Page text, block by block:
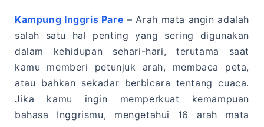
Kampung Inggris Pare – Arah mata angin adalah
salah satu hal penting yang sering digunakan
dalam kehidupan sehari-hari, terutama saat
kamu memberi petunjuk arah, membaca peta,
atau bahkan sekadar berbicara tentang cuaca.
Jika kamu ingin memperkuat kemampuan
bahasa Inggrismu, mengetahui 16 arah mata